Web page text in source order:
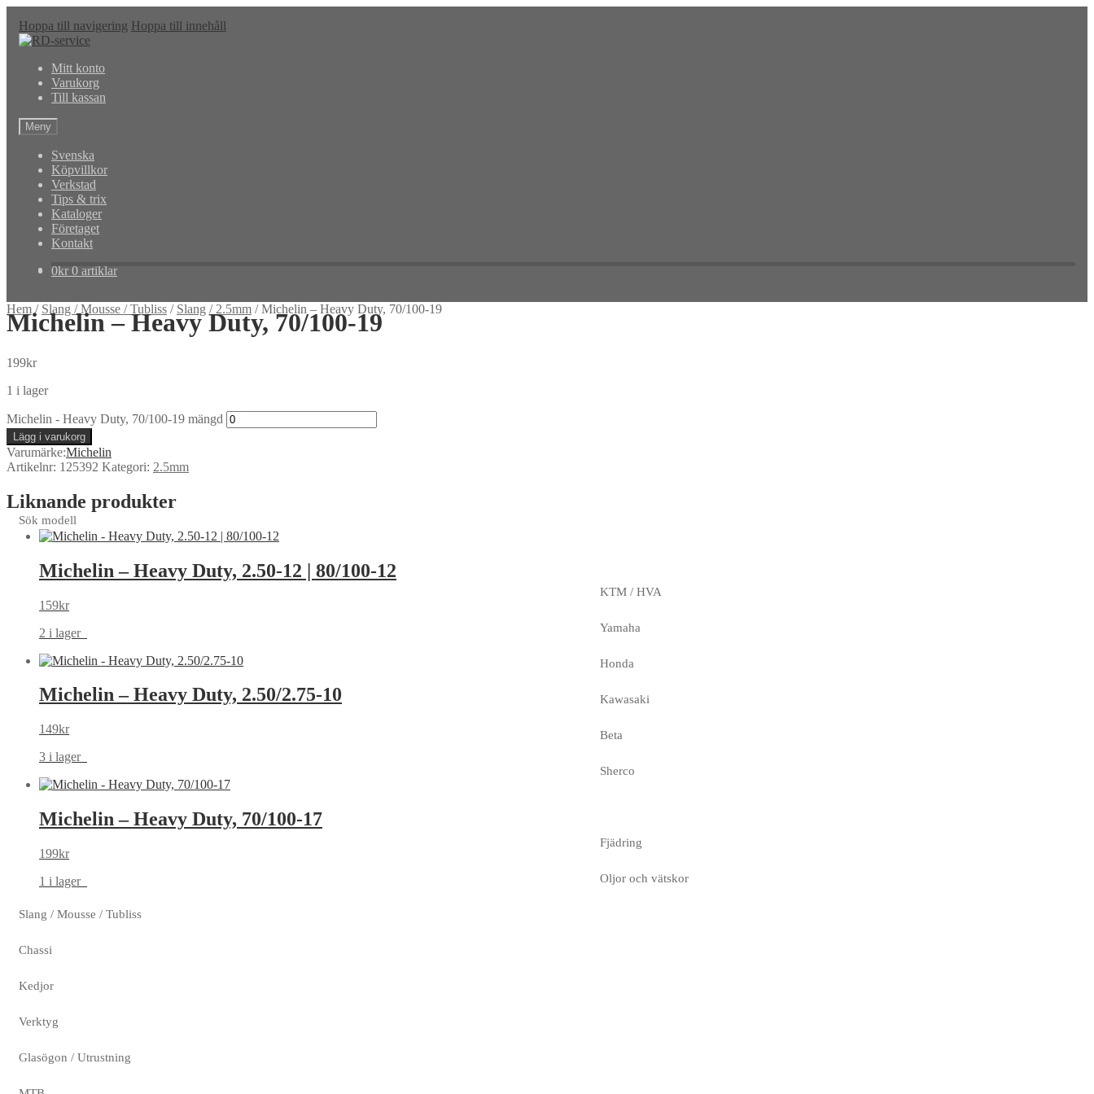
Hoppa till navigering Hoppa till innehåll
Mitt konto
Varukorg
Till kassan
Meny
Svenska
Köpvillkor
Verkstad
Tips & trix
Kataloger
Företaget
Kontakt
0kr 0 artiklar
Hem / Slang / Mousse / Tubliss / Slang / 2.5mm /Michelin – Heavy Duty, 70/100-19
Michelin – Heavy Duty, 70/100-19
199kr
1 i lager
Michelin - Heavy Duty, 70/100-19 mängd
Lägg i varukorg
Varumärke:Michelin
Artikelnr: 125392 Kategori: 2.5mm
Liknande produkter
Michelin – Heavy Duty, 2.50-12 | 80/100-12
159kr
2 i lager
Michelin – Heavy Duty, 2.50/2.75-10
149kr
3 i lager
Michelin – Heavy Duty, 70/100-17
199kr
1 i lager
Sök modell
KTM / HVA
Yamaha
Honda
Kawasaki
Beta
Sherco
Fjädring
Oljor och vätskor
Slang / Mousse / Tubliss
Chassi
Kedjor
Verktyg
Glasögon / Utrustning